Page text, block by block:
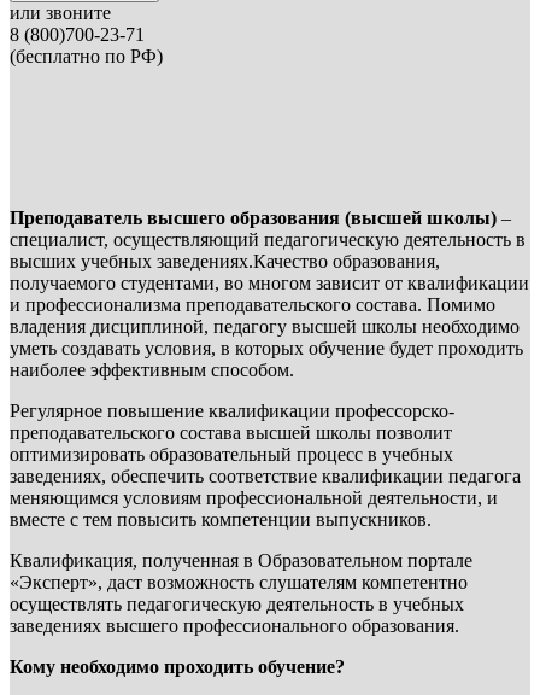
или звоните
8 (800)700-23-71
(бесплатно по РФ)
Преподаватель высшего образования (высшей школы) –
специалист, осуществляющий педагогическую деятельность в
высших учебных заведениях.Качество образования,
получаемого студентами, во многом зависит от квалификации
и профессионализма преподавательского состава. Помимо
владения дисциплиной, педагогу высшей школы необходимо
уметь создавать условия, в которых обучение будет проходить
наиболее эффективным способом.
Регулярное повышение квалификации профессорско-
преподавательского состава высшей школы позволит
оптимизировать образовательный процесс в учебных
заведениях, обеспечить соответствие квалификации педагога
меняющимся условиям профессиональной деятельности, и
вместе с тем повысить компетенции выпускников.
Квалификация, полученная в Образовательном портале
«Эксперт», даст возможность слушателям компетентно
осуществлять педагогическую деятельность в учебных
заведениях высшего профессионального образования.
Кому необходимо проходить обучение?